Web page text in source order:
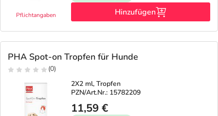
Pflichtangaben Hinzufügen
PHA Spot-on Tropfen für Hunde
(0)
2X2 ml, Tropfen
PZN/Art.Nr.: 15782209
11,59 €